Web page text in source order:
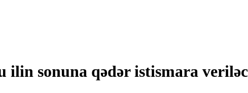
ilin sonuna qədər istismara